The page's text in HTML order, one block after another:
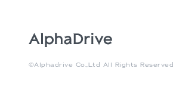
©Alphadrive Co.,Ltd All Rights Reserved.